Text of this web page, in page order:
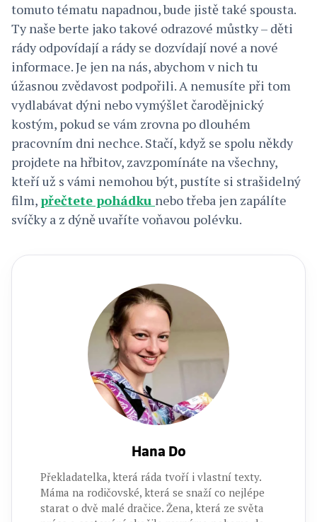
tomuto tématu napadnou, bude jistě také spousta.
Ty naše berte jako takové odrazové můstky – děti
rády odpovídají a rády se dozvídají nové a nové
informace. Je jen na nás, abychom v nich tu
úžasnou zvědavost podpořili. A nemusíte při tom
vydlabávat dýni nebo vymýšlet čarodějnický
kostým, pokud se vám zrovna po dlouhém
pracovním dni nechce. Stačí, když se spolu někdy
projdete na hřbitov, zavzpomínáte na všechny,
kteří už s vámi nemohou být, pustíte si strašidelný
film, přečtete pohádku nebo třeba jen zapálíte
svíčky a z dýně uvaříte voňavou polévku.
Hana Do
Překladatelka, která ráda tvoří i vlastní texty.
Máma na rodičovské, která se snaží co nejlépe
starat o dvě malé dračice. Žena, která ze světa